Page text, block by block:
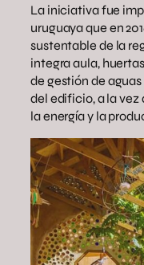
La iniciativa fue
uruguaya que en
sustentable de la
integra aula,
de gestión de
del edificio, a la vez
la energía y la